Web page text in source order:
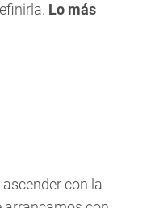
Lo más
con la